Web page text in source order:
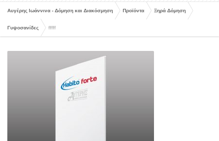
Αυγέρης Ιωάννινα - Δόμηση και Διακόσμηση Προϊόντα Ξηρά Δόμηση
Γυψοσανίδες fffff